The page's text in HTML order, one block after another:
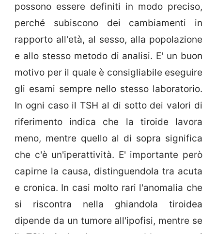
possono essere definiti in modo preciso,
perché subiscono dei cambiamenti in
rapporto all'età, al sesso, alla popolazione
e allo stesso metodo di analisi. E' un buon
motivo per il quale è consigliabile eseguire
gli esami sempre nello stesso laboratorio.
In ogni caso il TSH al di sotto dei valori di
riferimento indica che la tiroide lavora
meno, mentre quello al di sopra significa
che c'è un'iperattività. E' importante però
capirne la causa, distinguendola tra acuta
e cronica. In casi molto rari l'anomalia che
si riscontra nella ghiandola tiroidea
dipende da un tumore all'ipofisi, mentre se